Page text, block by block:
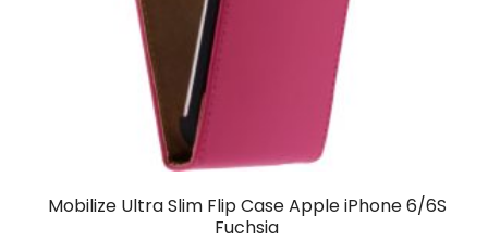
Mobilize Ultra Slim Flip Case Apple iPhone 6/6S
Fuchsia